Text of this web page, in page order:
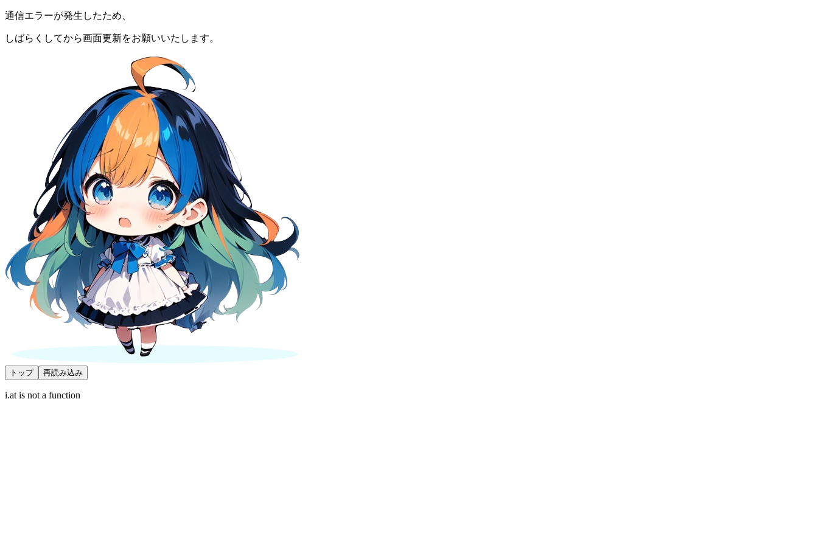
通信エラーが発生したため、
しばらくしてから画面更新をお願いいたします。
トップ 再読み込み
i.at is not a function